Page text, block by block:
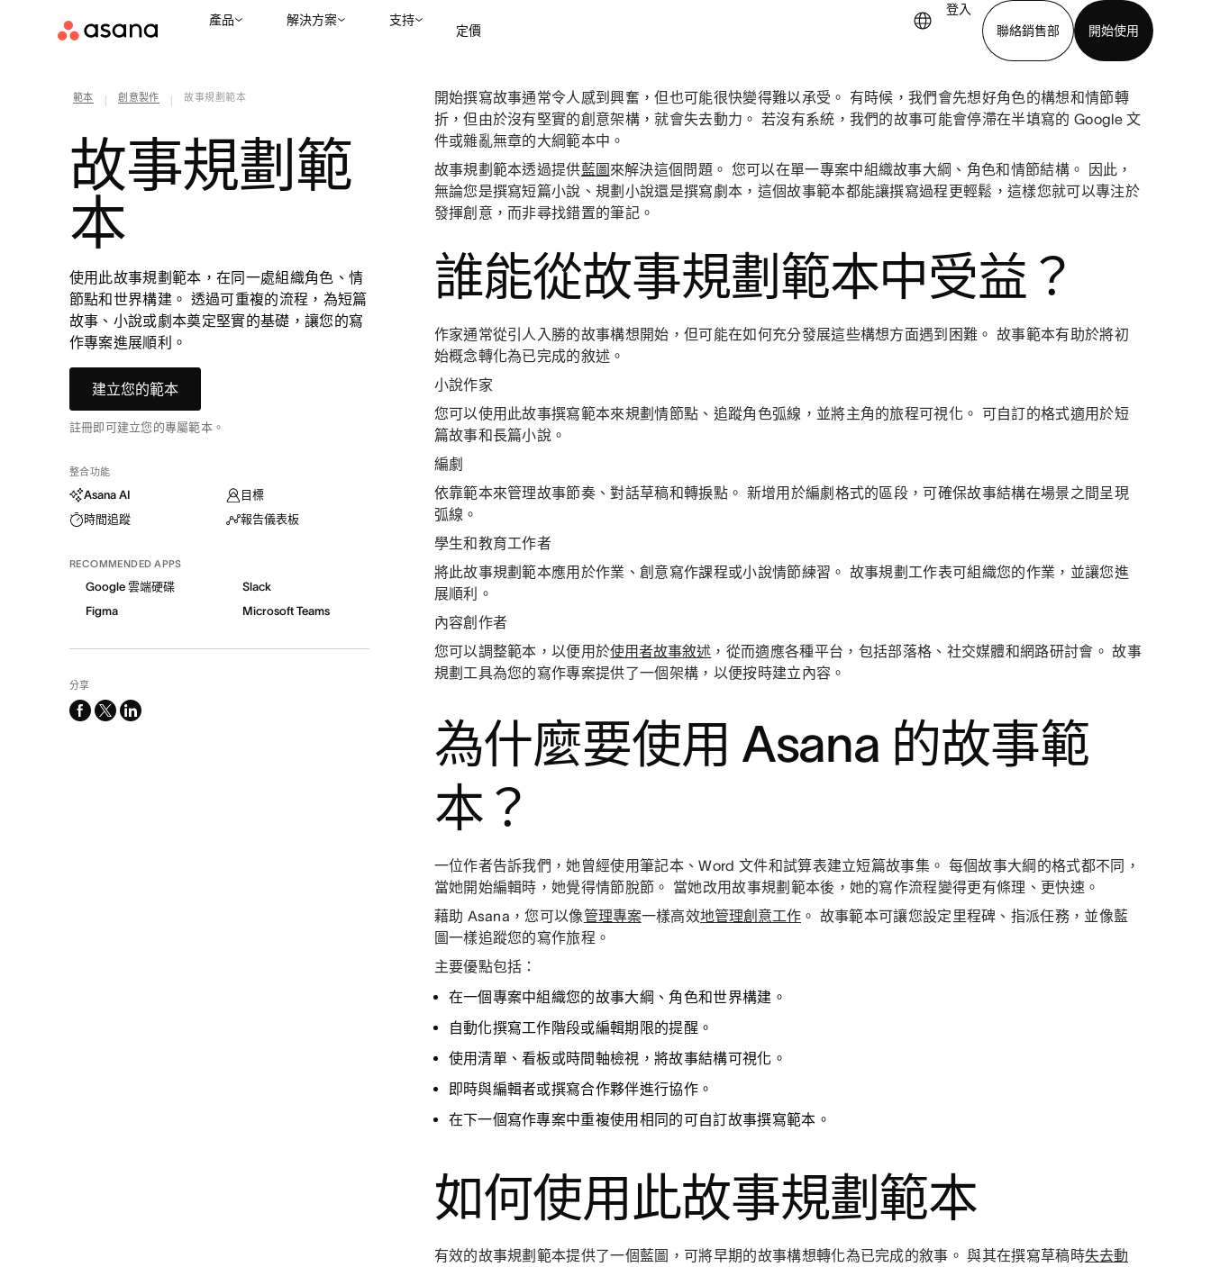
產品 解決方案 支持
定價
登入
聯絡銷售部
開始使用
聯絡銷售部 檢視示範 下載應用程式
範本 創意製作 故事規劃範本
故事規劃範
本
使用此故事規劃範本，在同一處組織角色、情
節點和世界構建。 透過可重複的流程，為短篇
故事、小說或劇本奠定堅實的基礎，讓您的寫
作專案進展順利。
建立您的範本
註冊即可建立您的專屬範本。
整合功能
Asana AI
目標
時間追蹤
報告儀表板
RECOMMENDED APPS
Google 雲端硬碟
Slack
Figma
Microsoft Teams
分享
facebook
x-
linkedin
開始撰寫故事通常令人感到興奮，但也可能很快變得難以承受。 有時候，我們會先想好角色的構想和情節轉
折，但由於沒有堅實的創意架構，就會失去動力。 若沒有系統，我們的故事可能會停滯在半填寫的 Google 文
件或雜亂無章的大綱範本中。
故事規劃範本透過提供藍圖來解決這個問題。 您可以在單一專案中組織故事大綱、角色和情節結構。 因此，
無論您是撰寫短篇小說、規劃小說還是撰寫劇本，這個故事範本都能讓撰寫過程更輕鬆，這樣您就可以專注於
發揮創意，而非尋找錯置的筆記。
誰能從故事規劃範本中受益？
作家通常從引人入勝的故事構想開始，但可能在如何充分發展這些構想方面遇到困難。 故事範本有助於將初
始概念轉化為已完成的敘述。
小說作家
您可以使用此故事撰寫範本來規劃情節點、追蹤角色弧線，並將主角的旅程可視化。 可自訂的格式適用於短
篇故事和長篇小說。
編劇
依靠範本來管理故事節奏、對話草稿和轉捩點。 新增用於編劇格式的區段，可確保故事結構在場景之間呈現
弧線。
學生和教育工作者
將此故事規劃範本應用於作業、創意寫作課程或小說情節練習。 故事規劃工作表可組織您的作業，並讓您進
展順利。
內容創作者
您可以調整範本，以便用於使用者故事敘述 ，從而適應各種平台，包括部落格、社交媒體和網路研討會。 故事
規劃工具為您的寫作專案提供了一個架構，以便按時建立內容。
為什麼要使用 Asana 的故事範
本？
一位作者告訴我們，她曾經使用筆記本、Word 文件和試算表建立短篇故事集。 每個故事大綱的格式都不同，
當她開始編輯時，她覺得情節脫節。 當她改用故事規劃範本後，她的寫作流程變得更有條理、更快速。
藉助 Asana，您可以像管理專案一樣高效地管理創意工作 。 故事範本可讓您設定里程碑、指派任務，並像藍
圖一樣追蹤您的寫作旅程。
主要優點包括：
在一個專案中組織您的故事大綱、角色和世界構建。
自動化撰寫工作階段或編輯期限的提醒。
使用清單、看板或時間軸檢視，將故事結構可視化。
即時與編輯者或撰寫合作夥伴進行協作。
在下一個寫作專案中重複使用相同的可自訂故事撰寫範本。
如何使用此故事規劃範本
有效的故事規劃範本提供了一個藍圖，可將早期的故事構想轉化為已完成的敘事。 與其在撰寫草稿時失去動